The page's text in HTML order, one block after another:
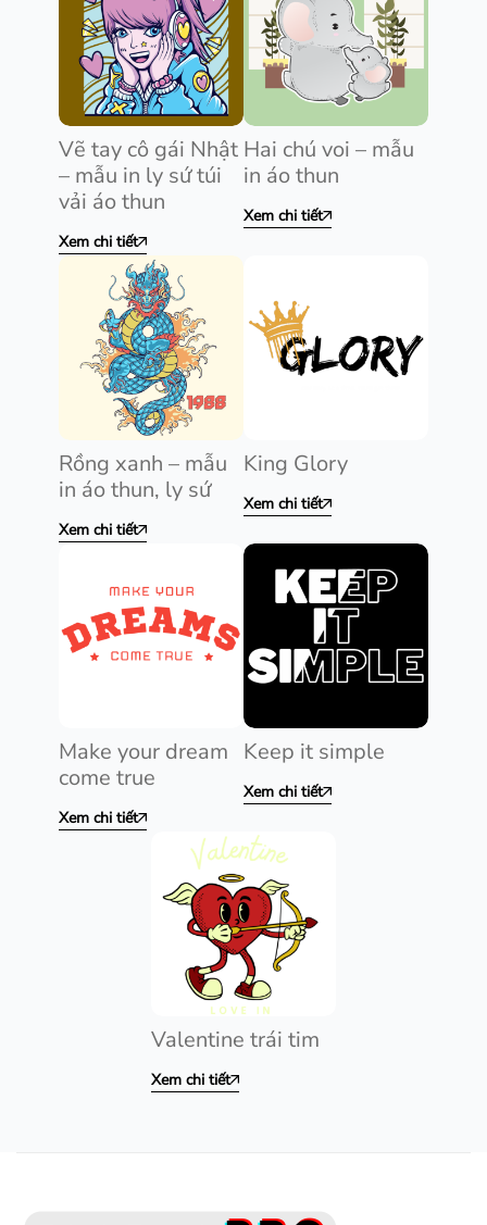
Vẽ tay cô gái Nhật
– mẫu in ly sứ túi
vải áo thun
Xem chi tiết
Hai chú voi – mẫu
in áo thun
Xem chi tiết
Rồng xanh – mẫu
in áo thun, ly sứ
Xem chi tiết
King Glory
Xem chi tiết
Make your dream
come true
Xem chi tiết
Keep it simple
Xem chi tiết
Valentine trái tim
Xem chi tiết